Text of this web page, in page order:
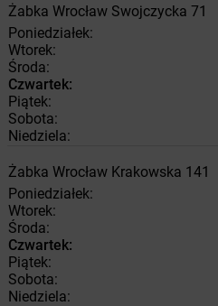
Żabka Wrocław Swojczycka 71
Poniedziałek:
Wtorek:
Środa:
Czwartek:
Piątek:
Sobota:
Niedziela:
Żabka Wrocław Krakowska 141
Poniedziałek:
Wtorek:
Środa:
Czwartek:
Piątek:
Sobota:
Niedziela: